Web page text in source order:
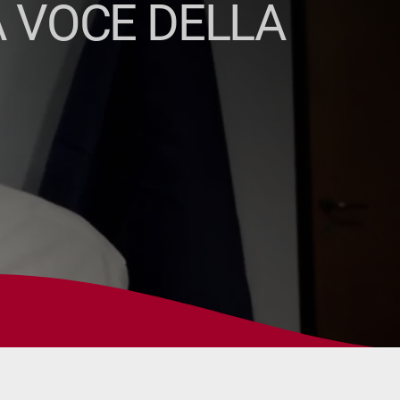
VOCE DELLA